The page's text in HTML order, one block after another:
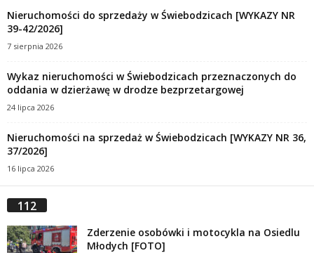
Nieruchomości do sprzedaży w Świebodzicach [WYKAZY NR
39-42/2026]
7 sierpnia 2026
Wykaz nieruchomości w Świebodzicach przeznaczonych do
oddania w dzierżawę w drodze bezprzetargowej
24 lipca 2026
Nieruchomości na sprzedaż w Świebodzicach [WYKAZY NR 36,
37/2026]
16 lipca 2026
112
Zderzenie osobówki i motocykla na Osiedlu
Młodych [FOTO]